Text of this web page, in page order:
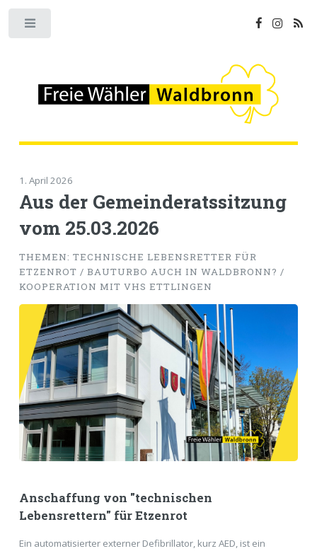
1. April 2026
Aus der Gemeinderatssitzung
vom 25.03.2026
THEMEN: TECHNISCHE LEBENSRETTER FÜR
ETZENROT / BAUTURBO AUCH IN WALDBRONN? /
KOOPERATION MIT VHS ETTLINGEN
Anschaffung von "technischen
Lebensrettern" für Etzenrot
Ein automatisierter externer Defibrillator, kurz AED, ist ein